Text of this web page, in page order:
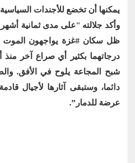
يمكنها أن تخضع للأجندات
وأكد جلالته "على مدى ثمانية
ظل سكان #غزة يواجهون الموت
درجاتهما بكثير أي صراع آخر
شبح المجاعة يلوح في الأفق.
دائما، وستبقى آثارها لأجيال
عرضة للدمار”.